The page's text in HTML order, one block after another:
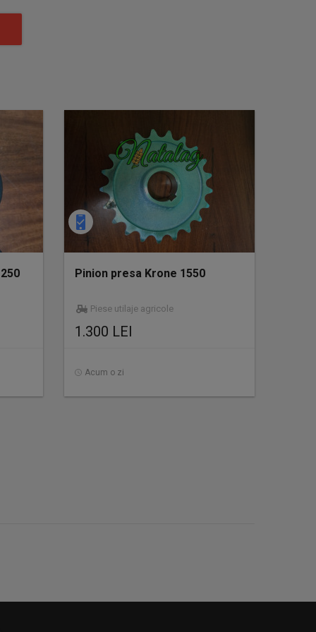
Pinion presa Krone 1550
Piese utilaje agricole
1.300 LEI
Acum o zi